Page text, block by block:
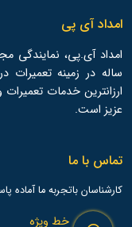
امداد آی پی
ساله در زمینه تعمیرات
ارزانترین خدمات
عزیز است.
تماس با ما
کارشناسان باتجربه ما
خط ویژه